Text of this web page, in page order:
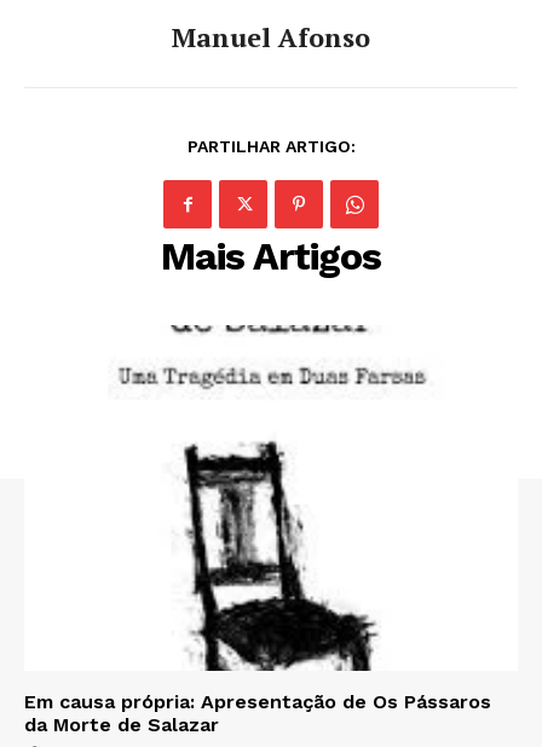
Manuel Afonso
PARTILHAR ARTIGO:
Mais Artigos
Em causa própria: Apresentação de Os Pássaros
da Morte de Salazar